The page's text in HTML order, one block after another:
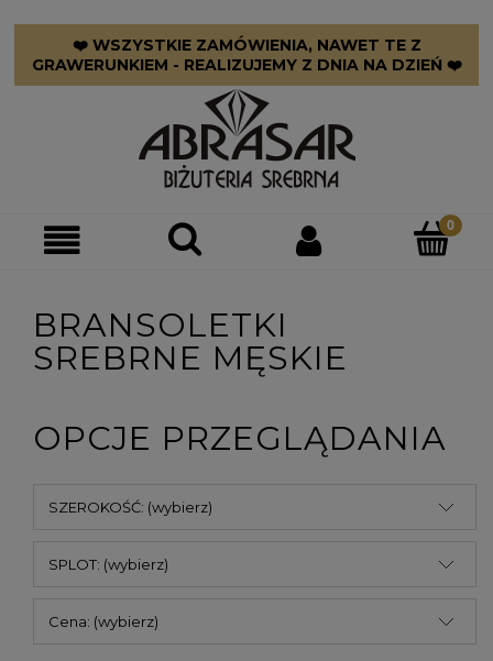
❤️ WSZYSTKIE ZAMÓWIENIA, NAWET TE Z
GRAWERUNKIEM - REALIZUJEMY Z DNIA NA DZIEŃ ❤️
BRANSOLETKI
SREBRNE MĘSKIE
OPCJE PRZEGLĄDANIA
SZEROKOŚĆ: (wybierz)
SPLOT: (wybierz)
Cena: (wybierz)